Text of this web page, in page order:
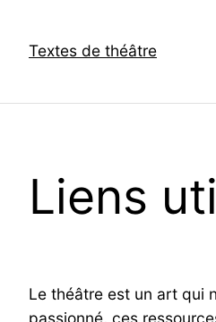
contenuTextes de théâtre
Liens
Le théâtre est un art qui
passionné, ces